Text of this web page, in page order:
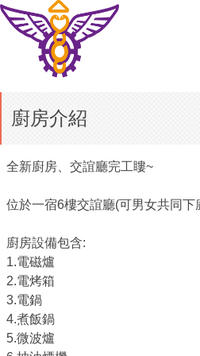
廚房介紹
全新廚房、交誼廳完工瞜~
位於一宿6樓交誼廳(可男女共同
廚房設備包含:
1.電磁爐
2.電烤箱
3.電鍋
4.煮飯鍋
5.微波爐